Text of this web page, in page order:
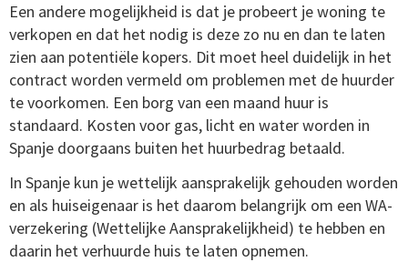
Een andere mogelijkheid is dat je probeert je woning te
verkopen en dat het nodig is deze zo nu en dan te laten
zien aan potentiële kopers. Dit moet heel duidelijk in het
contract worden vermeld om problemen met de huurder
te voorkomen. Een borg van een maand huur is
standaard. Kosten voor gas, licht en water worden in
Spanje doorgaans buiten het huurbedrag betaald.
In Spanje kun je wettelijk aansprakelijk gehouden worden
en als huiseigenaar is het daarom belangrijk om een WA-
verzekering (Wettelijke Aansprakelijkheid) te hebben en
daarin het verhuurde huis te laten opnemen.